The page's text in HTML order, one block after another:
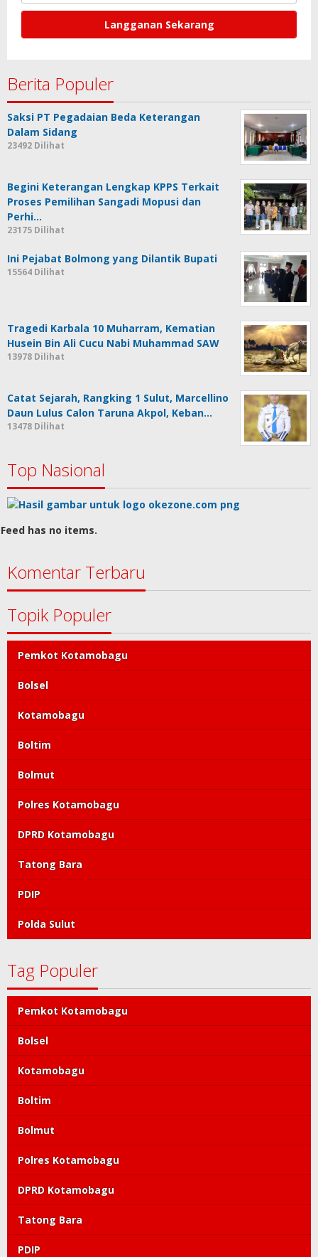
Berita Populer
Saksi PT Pegadaian Beda Keterangan
Dalam Sidang
23492 Dilihat
Begini Keterangan Lengkap KPPS Terkait
Proses Pemilihan Sangadi Mopusi dan
Perhi…
23175 Dilihat
Ini Pejabat Bolmong yang Dilantik Bupati
15564 Dilihat
Tragedi Karbala 10 Muharram, Kematian
Husein Bin Ali Cucu Nabi Muhammad SAW
13978 Dilihat
Catat Sejarah, Rangking 1 Sulut, Marcellino
Daun Lulus Calon Taruna Akpol, Keban…
13478 Dilihat
Top Nasional
Feed has no items.
Komentar Terbaru
Topik Populer
Pemkot Kotamobagu
Bolsel
Kotamobagu
Boltim
Bolmut
Polres Kotamobagu
DPRD Kotamobagu
Tatong Bara
PDIP
Polda Sulut
Tag Populer
Pemkot Kotamobagu
Bolsel
Kotamobagu
Boltim
Bolmut
Polres Kotamobagu
DPRD Kotamobagu
Tatong Bara
PDIP